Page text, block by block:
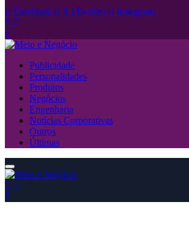
Facebook
X (Twitter) Instagram
Publicidade
Personalidades
Produtos
Negócios
Engenharia
Notícias Corporativas
Outros
Últimas